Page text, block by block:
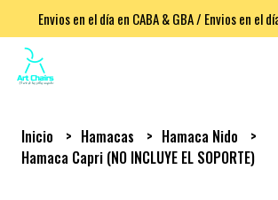
Envios en el día en CABA & GBA / Envios en el
Inicio Hamacas
Hamaca Nido
Hamaca Capri (NO INCLUYE EL SOPORTE)